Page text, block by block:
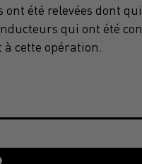
été relevées dont
qui ont été
cette opération.